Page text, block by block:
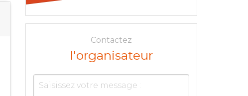
Contactez
l'organisateur